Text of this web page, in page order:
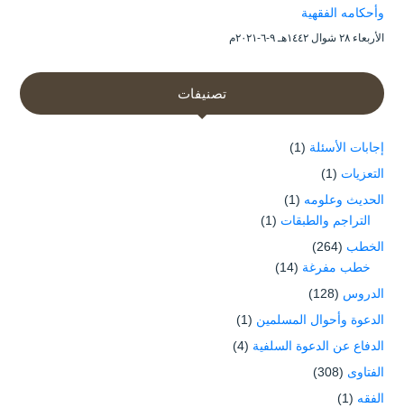
وأحكامه الفقهية
الأربعاء ۲۸ شوال ۱٤٤۲هـ ۹-٦-۲۰۲۱م
تصنيفات
إجابات الأسئلة (1)
التعزيات (1)
الحديث وعلومه (1)
التراجم والطبقات (1)
الخطب (264)
خطب مفرغة (14)
الدروس (128)
الدعوة وأحوال المسلمين (1)
الدفاع عن الدعوة السلفية (4)
الفتاوى (308)
الفقه (1)